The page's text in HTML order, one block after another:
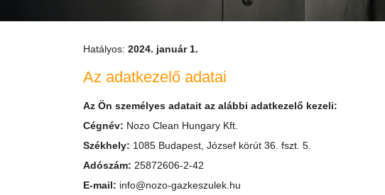
Hatályos: 2024. január 1.
Az adatkezelő adatai
Az Ön személyes adatait az alábbi adatkezelő kezeli:
Cégnév: Nozo Clean Hungary Kft.
Székhely: 1085 Budapest, József körút 36. fszt. 5.
Adószám: 25872606-2-42
E-mail: info@nozo-gazkeszulek.hu